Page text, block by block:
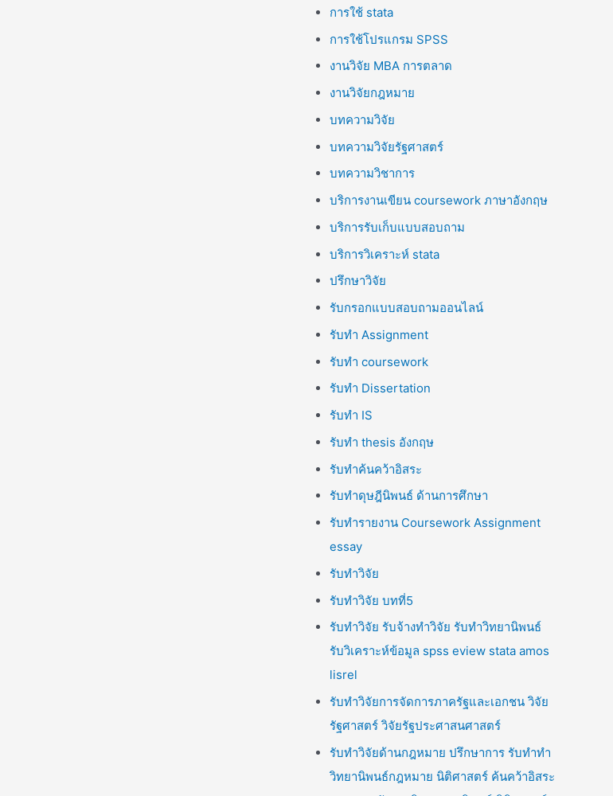
การใช้ stata
การใช้โปรแกรม SPSS
งานวิจัย MBA การตลาด
งานวิจัยกฎหมาย
บทความวิจัย
บทความวิจัยรัฐศาสตร์
บทความวิชาการ
บริการงานเขียน coursework ภาษาอังกฤษ
บริการรับเก็บแบบสอบถาม
บริการวิเคราะห์ stata
ปรึกษาวิจัย
รับกรอกแบบสอบถามออนไลน์
รับทำ Assignment
รับทำ coursework
รับทำ Dissertation
รับทำ IS
รับทำ thesis อังกฤษ
รับทำค้นคว้าอิสระ
รับทำดุษฎีนิพนธ์ ด้านการศึกษา
รับทำรายงาน Coursework Assignment
essay
รับทำวิจัย
รับทำวิจัย บทที่5
รับทำวิจัย รับจ้างทำวิจัย รับทำวิทยานิพนธ์
รับวิเคราะห์ข้อมูล spss eview stata amos
lisrel
รับทำวิจัยการจัดการภาครัฐและเอกชน วิจัย
รัฐศาสตร์ วิจัยรัฐประศาสนศาสตร์
รับทำวิจัยด้านกฎหมาย ปรึกษาการ รับทำทำ
วิทยานิพนธ์กฎหมาย นิติศาสตร์ ค้นคว้าอิสระ